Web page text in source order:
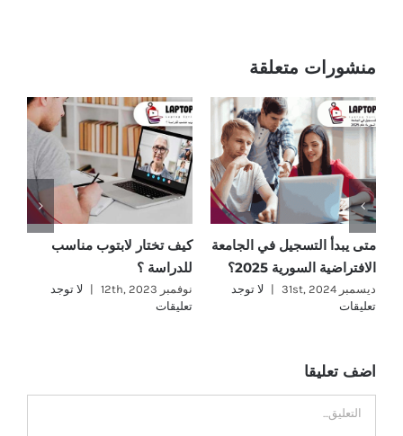
منشورات متعلقة
متى يبدأ التسجيل في الجامعة
الافتراضية السورية 2025؟
ديسمبر 31st, 2024 |
لا توجد
تعليقات
كيف تختار لابتوب مناسب
للدراسة ؟
نوفمبر 12th, 2023 |
لا توجد
تعليقات
اضف تعليقا
تعليق